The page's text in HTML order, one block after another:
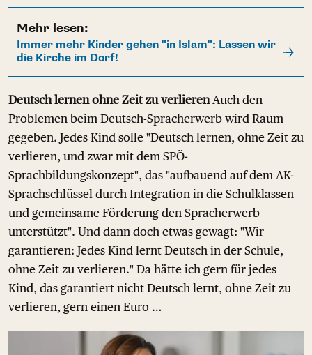
Mehr lesen:
Immer mehr Kinder gehen "in Islam": Lassen wir
die Kirche im Dorf!
Deutsch lernen ohne Zeit zu verlierenAuch den
Problemen beim Deutsch-Spracherwerb wird Raum
gegeben. Jedes Kind solle "Deutsch lernen, ohne Zeit zu
verlieren, und zwar mit dem SPÖ-
Sprachbildungskonzept", das "aufbauend auf dem AK-
Sprachschlüssel durch Integration in die Schulklassen
und gemeinsame Förderung den Spracherwerb
unterstützt". Und dann doch etwas gewagt: "Wir
garantieren: Jedes Kind lernt Deutsch in der Schule,
ohne Zeit zu verlieren." Da hätte ich gern für jedes
Kind, das garantiert nicht Deutsch lernt, ohne Zeit zu
verlieren, gern einen Euro …